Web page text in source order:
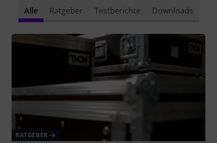
Alle Ratgeber Testberichte Downloads
RATGEBER